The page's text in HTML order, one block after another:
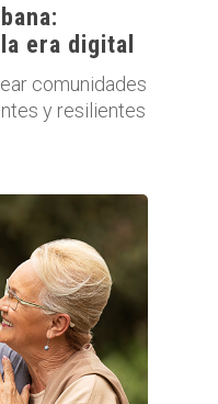
era digital
comunidades
y resilientes